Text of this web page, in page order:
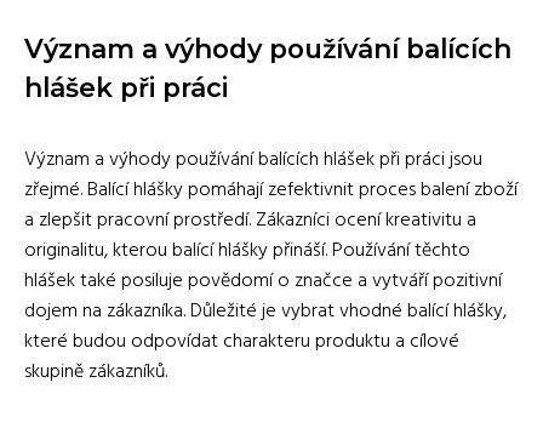
Význam a výhody používání balících
hlášek při práci
Význam a výhody používání balících hlášek při práci jsou
zřejmé. Balící hlášky pomáhají zefektivnit proces balení zboží
a zlepšit pracovní prostředí. Zákazníci ocení kreativitu a
originalitu, kterou balící hlášky přináší. Používání těchto
hlášek také posiluje povědomí o značce a vytváří pozitivní
dojem na zákazníka. Důležité je vybrat vhodné balící hlášky,
které budou odpovídat charakteru produktu a cílové
skupině zákazníků.